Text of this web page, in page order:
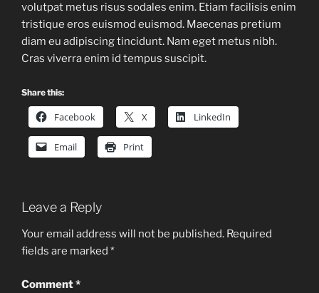
volutpat metus risus sodales enim. Etiam facilisis enim
tristique eros euismod euismod. Maecenas pretium
diam eu adipiscing tincidunt. Nam eget metus nibh.
Cras viverra enim id tempus suscipit.
Share this:
Facebook X LinkedIn
Email Print
Leave a Reply
Your email address will not be published. Required
fields are marked *
Comment*